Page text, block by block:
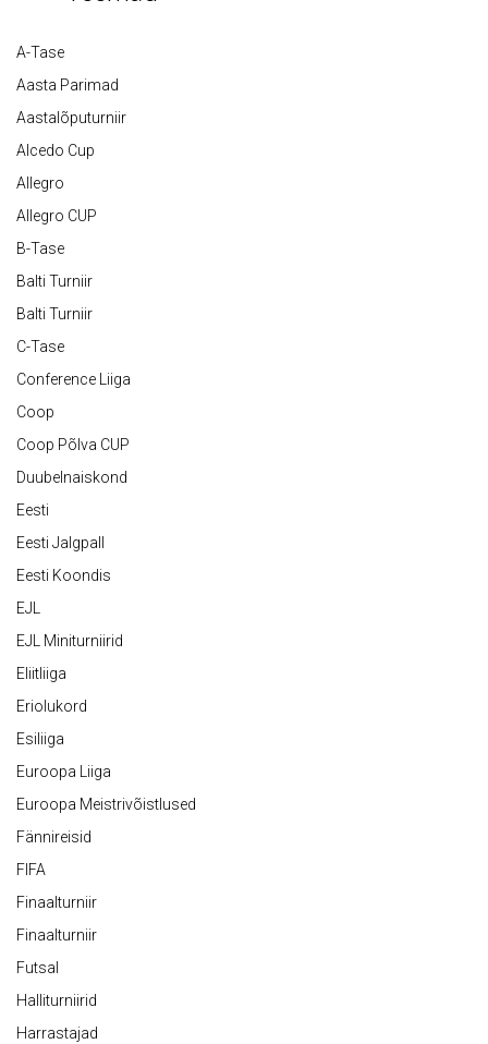
A-Tase
Aasta Parimad
Aastalõputurniir
Alcedo Cup
Allegro
Allegro CUP
B-Tase
Balti Turniir
Balti Turniir
C-Tase
Conference Liiga
Coop
Coop Põlva CUP
Duubelnaiskond
Eesti
Eesti Jalgpall
Eesti Koondis
EJL
EJL Miniturniirid
Eliitliiga
Eriolukord
Esiliiga
Euroopa Liiga
Euroopa Meistrivõistlused
Fännireisid
FIFA
Finaalturniir
Finaalturniir
Futsal
Halliturniirid
Harrastajad